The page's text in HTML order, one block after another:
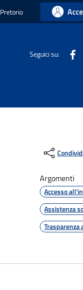
Seguici su:
Argomenti
Accesso
Assistenza